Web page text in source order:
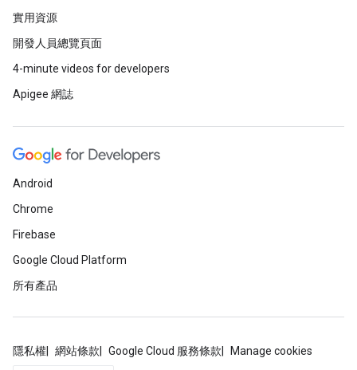
實用資源
開發人員總覽頁面
4-minute videos for developers
Apigee 網誌
Android
Chrome
Firebase
Google Cloud Platform
所有產品
隱私權 網站條款 Google Cloud 服務條款 Manage cookies